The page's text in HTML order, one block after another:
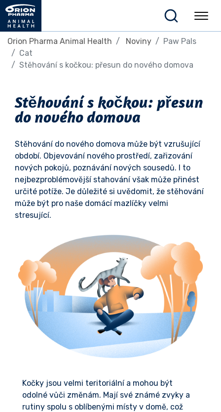
Orion Pharma Animal Health Noviny
Paw Pals
Cat
Stěhování s kočkou: přesun do nového domova
Stěhování s kočkou: přesun
do nového domova
Stěhování do nového domova může být vzrušující
období. Objevování nového prostředí, zařizování
nových pokojů, poznávání nových sousedů. I to
nejbezproblémovější stahování však může přinést
určité potíže. Je důležité si uvědomit, že stěhování
může být pro naše domácí mazlíčky velmi
stresující.
Kočky jsou velmi teritoriální a mohou být
odolné vůči změnám. Mají své známé zvyky a
rutiny spolu s oblíbenými místy v domě, což